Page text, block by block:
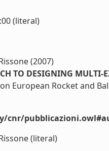
(literal)
(2007)
TO DESIGNING
European Rocket and
cnr/
(literal)